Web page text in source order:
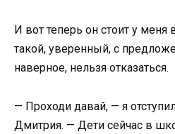
И вот теперь он стоит у
такой, уверенный, с
наверное, нельзя отказаться.
— Проходи давай, — я
Дмитрия. — Дети сейчас в